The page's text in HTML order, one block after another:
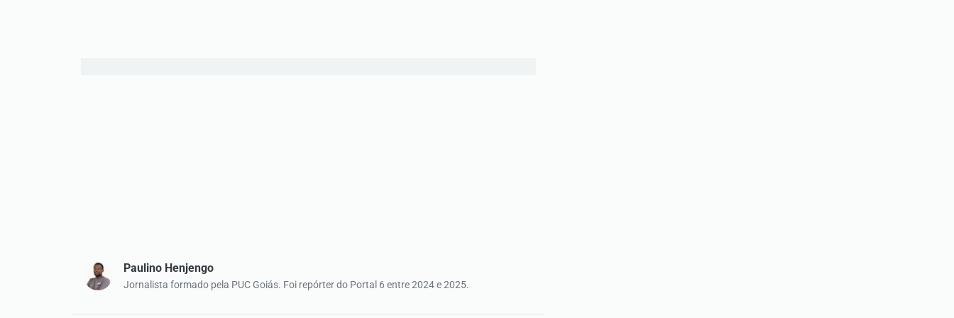
Paulino Henjengo
Jornalista formado pela PUC Goiás. Foi repórter do Portal 6 entre 2024 e 2025.